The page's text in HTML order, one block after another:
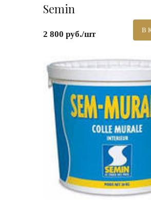
Semin
2 800 руб./шт В